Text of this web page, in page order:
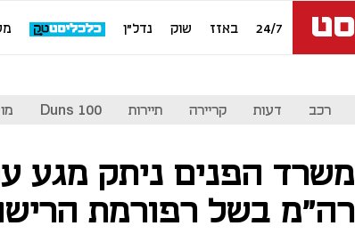
24/7 באזז שוק נדל"ן
רכב דעות קריירה תיירות Duns 100
משרד הפנים ניתק מגע
רה"מ בשל רפורמת